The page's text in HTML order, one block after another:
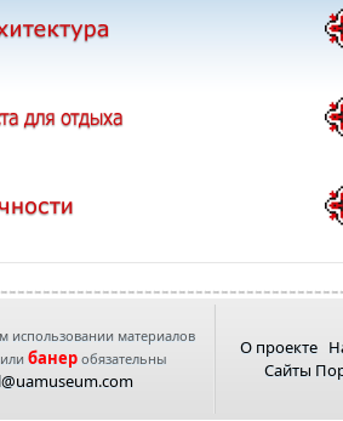
использовании материалов
или банеробязательны
О проекте
Сайты